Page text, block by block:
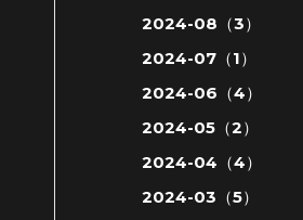
2024-08（3）
2024-07（1）
2024-06（4）
2024-05（2）
2024-04（4）
2024-03（5）